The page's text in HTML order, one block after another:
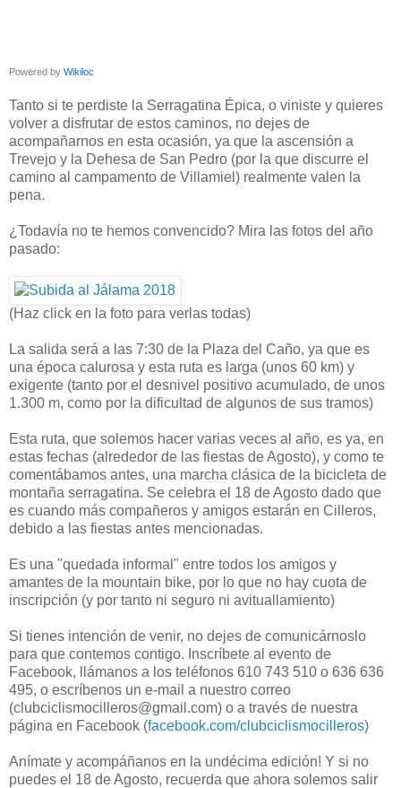
Powered by Wikiloc
Tanto si te perdiste la Serragatina Épica, o viniste y quieres
volver a disfrutar de estos caminos, no dejes de
acompañarnos en esta ocasión, ya que la ascensión a
Trevejo y la Dehesa de San Pedro (por la que discurre el
camino al campamento de Villamiel) realmente valen la
pena.
¿Todavía no te hemos convencido? Mira las fotos del año
pasado:
(Haz click en la foto para verlas todas)
La salida será a las 7:30 de la Plaza del Caño, ya que es
una época calurosa y esta ruta es larga (unos 60 km) y
exigente (tanto por el desnivel positivo acumulado, de unos
1.300 m, como por la dificultad de algunos de sus tramos)
Esta ruta, que solemos hacer varias veces al año, es ya, en
estas fechas (alrededor de las fiestas de Agosto), y como te
comentábamos antes, una marcha clásica de la bicicleta de
montaña serragatina. Se celebra el 18 de Agosto dado que
es cuando más compañeros y amigos estarán en Cilleros,
debido a las fiestas antes mencionadas.
Es una "quedada informal" entre todos los amigos y
amantes de la mountain bike, por lo que no hay cuota de
inscripción (y por tanto ni seguro ni avituallamiento)
Si tienes intención de venir, no dejes de comunicárnoslo
para que contemos contigo. Inscríbete al evento de
Facebook, llámanos a los teléfonos 610 743 510 o 636 636
495, o escríbenos un e-mail a nuestro correo
(clubciclismocilleros@gmail.com) o a través de nuestra
página en Facebook (facebook.com/clubciclismocilleros)
Anímate y acompáñanos en la undécima edición! Y si no
puedes el 18 de Agosto, recuerda que ahora solemos salir